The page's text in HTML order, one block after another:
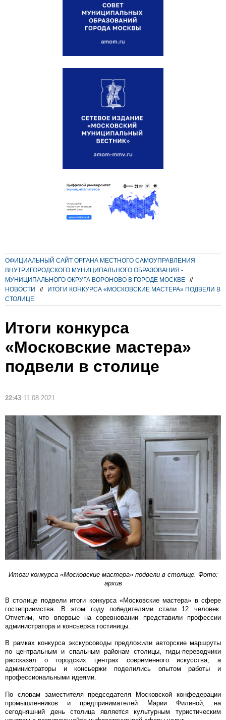
ОФИЦИАЛЬНЫЙ САЙТ ОРГАНА МЕСТНОГО САМОУПРАВЛЕНИЯ
ВНУТРИГОРОДСКОГО МУНИЦИПАЛЬНОГО ОБРАЗОВАНИЯ -
МУНИЦИПАЛЬНОГО ОКРУГА ВОРОНОВО В ГОРОДЕ МОСКВЕ
//
НОВОСТИ
//
ИТОГИ КОНКУРСА «МОСКОВСКИЕ МАСТЕРА» ПОДВЕЛИ В
СТОЛИЦЕ
Итоги конкурса
«Московские мастера»
подвели в столице
22:43 11.08.2021
Итоги конкурса «Московские мастера» подвели в столице. Фото:
архив
В столице подвели итоги конкурса «Московские мастера» в сфере
гостеприимства. В этом году победителями стали 12 человек.
Отметим, что впервые на соревновании представили профессии
администратора и консьержа гостиницы.
В рамках конкурса экскурсоводы предложили авторские маршруты
по центральным и спальным районам столицы, гиды-переводчики
рассказал о городских центрах современного искусства, а
администраторы и консьержи поделились опытом работы и
профессиональными идеями.
По словам заместителя председателя Московской конфедерации
промышленников и предпринимателей Марии Филиной, на
сегодняшний день столица является культурным туристическим